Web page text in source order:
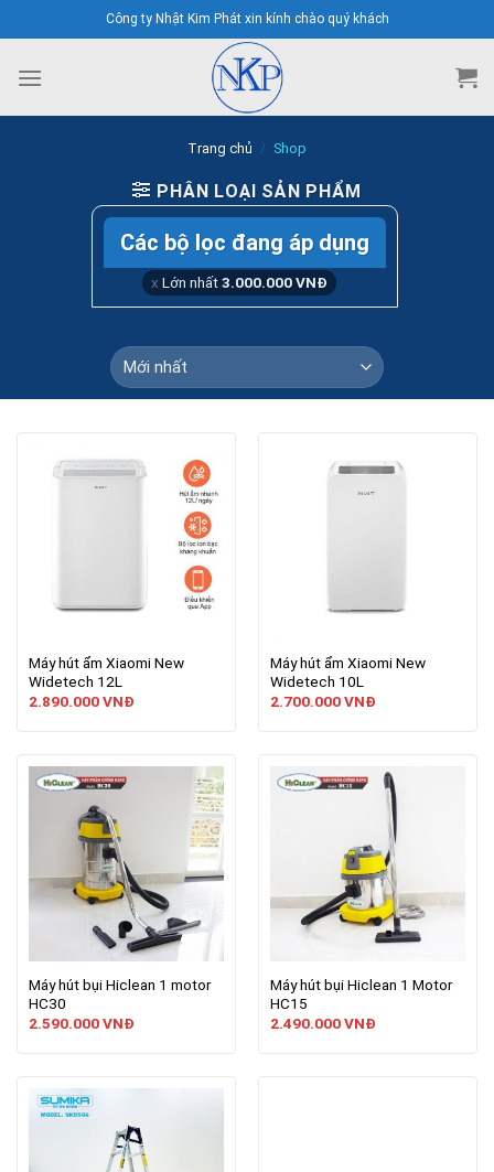
to
content
Công ty Nhật Kim Phát xin kính chào quý khách
Trang chủ / Shop
PHÂN LOẠI SẢN PHẨM
Các bộ lọc đang áp dụng
Lớn nhất3.000.000VNĐ
Máy hút ẩm Xiaomi New
Widetech 12L
2.890.000VNĐ
Máy hút ẩm Xiaomi New
Widetech 10L
2.700.000VNĐ
Máy hút bụi Hiclean 1 motor
HC30
2.590.000VNĐ
Máy hút bụi Hiclean 1 Motor
HC15
2.490.000VNĐ